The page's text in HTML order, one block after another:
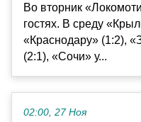
Во вторник
гостях. В среду
«Краснодару» (1:2),
(2:1), «Сочи» у...
02:00, 27 Ноя